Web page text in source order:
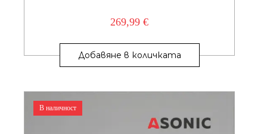
269,99€
Добавяне в количката
В наличност